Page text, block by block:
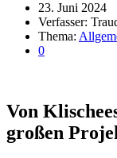
23. Juni 2024
Verfasser:
Thema:
0
Von
großen